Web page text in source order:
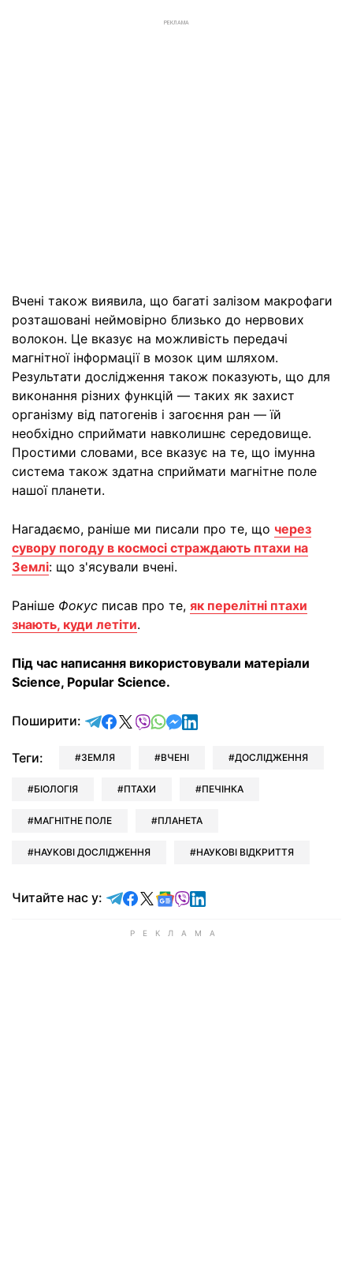
РЕКЛАМА
Вчені також виявила, що багаті залізом макрофаги
розташовані неймовірно близько до нервових
волокон. Це вказує на можливість передачі
магнітної інформації в мозок цим шляхом.
Результати дослідження також показують, що для
виконання різних функцій — таких як захист
організму від патогенів і загоєння ран — їй
необхідно сприймати навколишнє середовище.
Простими словами, все вказує на те, що імунна
система також здатна сприймати магнітне поле
нашої планети.
Нагадаємо, раніше ми писали про те, що через
сувору погоду в космосі страждають птахи на
Землі: що з'ясували вчені.
Раніше Фокус писав про те, як перелітні птахи
знають, куди летіти.
Під час написання використовували матеріали
Science, Popular Science.
Поширити: відправити у Telegram
поділитись у Facebook
поділитись у X
відправити у Viber
відправити у Whatsapp
відправити у Messenger
відправити у LinkedIn
Теги: ЗЕМЛЯ ВЧЕНІ ДОСЛІДЖЕННЯ
БІОЛОГІЯ ПТАХИ ПЕЧІНКА
МАГНІТНЕ ПОЛЕ ПЛАНЕТА
НАУКОВІ ДОСЛІДЖЕННЯ НАУКОВІ ВІДКРИТТЯ
Читайте нас у: Читайте у Telegram
Читайте у Facebook
Читайте у X
Читайте у Google news
Читайте у Viber
Читайте у LinkedIn